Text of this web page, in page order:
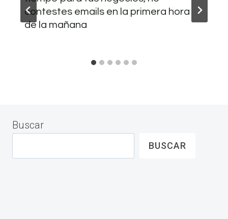
contestes emails en la primera hora
de la mañana
Buscar
BUSCAR